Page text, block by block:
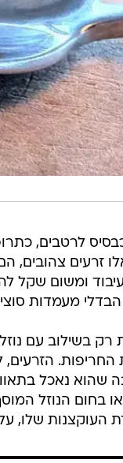
לרטבים,
זרעים צהובים,
ומשום שקל
מעמדות
בשילוב עם
הזרעים,
נאכל בתאווה
בחום הנוזל
העוקצנות שלו, על